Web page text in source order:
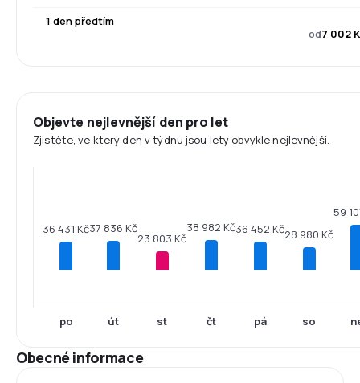
1 den předtím
od7 002
Objevte nejlevnější den pro let
Zjistěte, ve který den v týdnu jsou lety obvykle nejlevnější.
36 431 Kč
po
37 836 Kč
út
23 803 Kč
st
38 982 Kč
čt
36 452 Kč
pá
28 980 Kč
so
59
Obecné informace